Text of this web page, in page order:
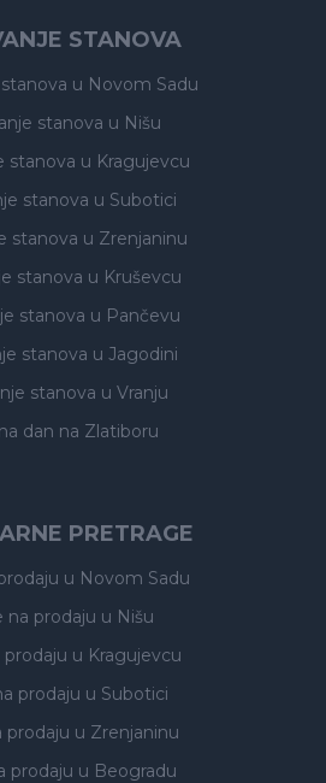
STANOVA
u Novom Sadu
stanova u Nišu
stanova u Kragujevcu
stanova u Subotici
stanova u Zrenjaninu
stanova u Kruševcu
stanova u Pančevu
stanova u Jagodini
stanova u Vranju
dan na Zlatiboru
PRETRAGE
u Novom Sadu
na prodaju u Nišu
prodaju u Kragujevcu
prodaju u Subotici
prodaju u Zrenjaninu
prodaju u Beogradu